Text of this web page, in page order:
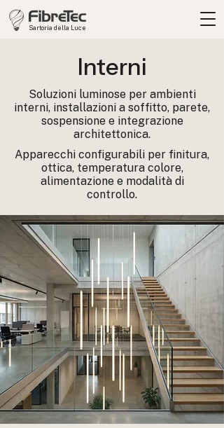
Sartoria della Luce
Interni
Soluzioni luminose per ambienti
interni, installazioni a soffitto, parete,
sospensione e integrazione
architettonica.
Apparecchi configurabili per finitura,
ottica, temperatura colore,
alimentazione e modalità di
controllo.